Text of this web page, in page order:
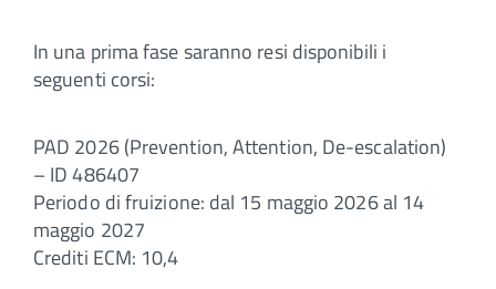
In una prima fase saranno resi disponibili i
seguenti corsi:
PAD 2026 (Prevention, Attention, De-escalation)
– ID 486407
Periodo di fruizione: dal 15 maggio 2026 al 14
maggio 2027
Crediti ECM: 10,4